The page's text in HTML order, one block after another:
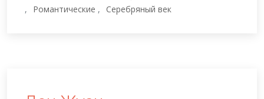
Романтические
Серебряный век